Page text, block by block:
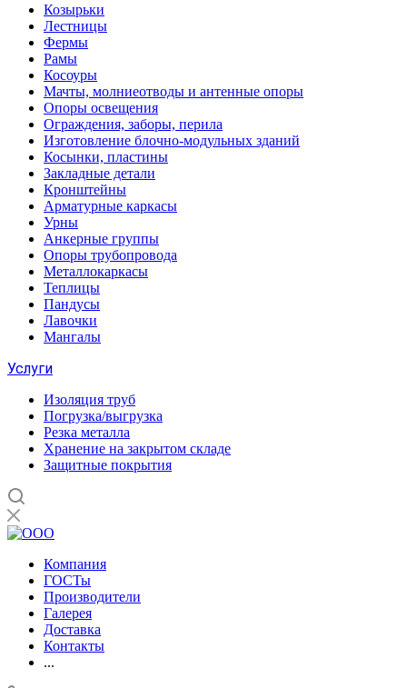
Козырьки
Лестницы
Фермы
Рамы
Косоуры
Мачты, молниеотводы и антенные опоры
Опоры освещения
Ограждения, заборы, перила
Изготовление блочно-модульных зданий
Косынки, пластины
Закладные детали
Кронштейны
Арматурные каркасы
Урны
Анкерные группы
Опоры трубопровода
Металлокаркасы
Теплицы
Пандусы
Лавочки
Мангалы
Услуги
Изоляция труб
Погрузка/выгрузка
Резка металла
Хранение на закрытом складе
Защитные покрытия
Компания
ГОСТы
Производители
Галерея
Доставка
Контакты
...